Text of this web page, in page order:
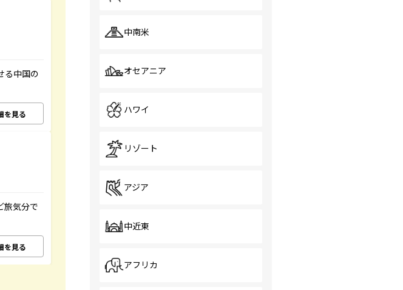
る中国の
を見る
旅気分で
を見る
中南米
オセアニア
ハワイ
リゾート
アジア
中近東
アフリカ